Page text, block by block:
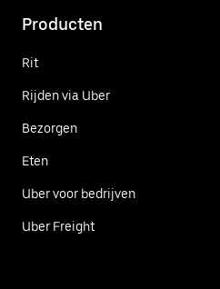
Producten
Rit
Rijden via Uber
Bezorgen
Eten
Uber voor bedrijven
Uber Freight